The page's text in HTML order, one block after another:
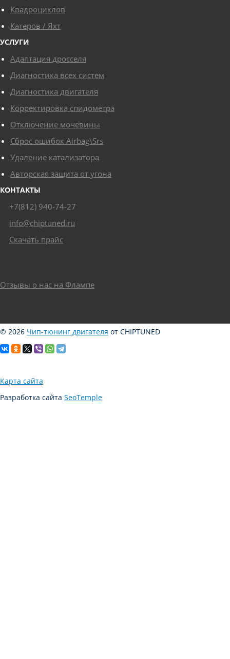
Квадроциклов
Катеров / Яхт
УСЛУГИ
Адаптация дросселя
Диагностика всех систем
Диагностика двигателя
Корректировка спидометра
Отключение мочевины
Сброс ошибок Airbag\Srs
Удаление катализатора
Авторская защита от угона
КОНТАКТЫ
+7(812) 940-74-27
info@chiptuned.ru
Скачать прайс
Отзывы о нас на Флампе
© 2026 Чип-тюнинг двигателя от CHIPTUNED
Карта сайта
Разработка сайта SeoTemple
ЗАДАТЬ ВОПРОС
Оставьте ваш номер и наши специалисты
перезвонят и проконсультируют вас по